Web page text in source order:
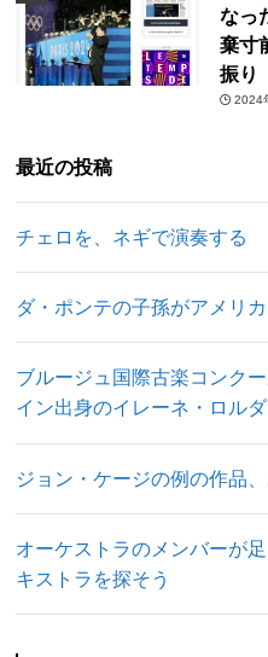
なっ
棄寸
振り
2024
最近の投稿
チェロを、ネギで演奏する
ダ・ポンテの子孫がアメリ
ブルージュ国際古楽コンク
イン出身のイレーネ・ロル
ジョン・ケージの例の作品
オーケストラのメンバーが
キストラを探そう